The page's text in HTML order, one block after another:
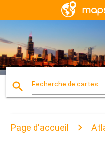
search Recherche de cartes
Page d'accueil